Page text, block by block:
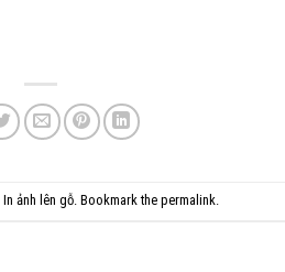
In ảnh lên gỗ. Bookmark the permalink.